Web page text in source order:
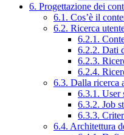
6. Progettazione dei
6.1. Cos’è il
6.2. Ricerca
6.2.1.
6.2.2. Dati
6.2.3.
6.2.4.
6.3. Dalla ricerca
6.3.1. User
6.3.2. Job
6.3.3.
6.4. Architettura